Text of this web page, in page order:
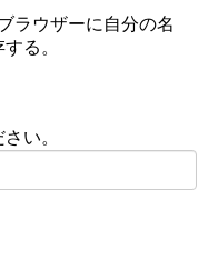
ラウザーに自分の名
る。
い。